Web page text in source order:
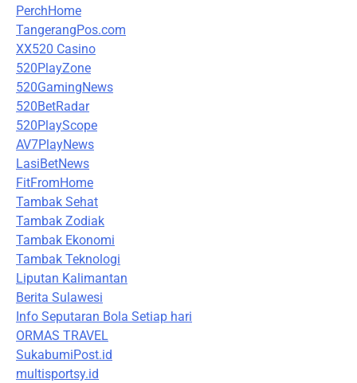
PerchHome
TangerangPos.com
XX520 Casino
520PlayZone
520GamingNews
520BetRadar
520PlayScope
AV7PlayNews
LasiBetNews
FitFromHome
Tambak Sehat
Tambak Zodiak
Tambak Ekonomi
Tambak Teknologi
Liputan Kalimantan
Berita Sulawesi
Info Seputaran Bola Setiap hari
ORMAS TRAVEL
SukabumiPost.id
multisportsy.id